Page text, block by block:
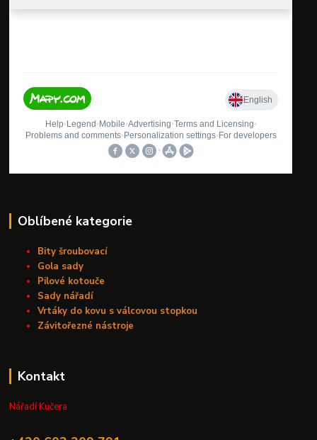
Oblíbené kategorie
Bity šroubovací
Gola sady
Pilové kotouče
Sady nářadí
Vrtáky do kovu s válcovou stopkou
Závitořezné nástroje
Kontakt
Nářadí Kučera